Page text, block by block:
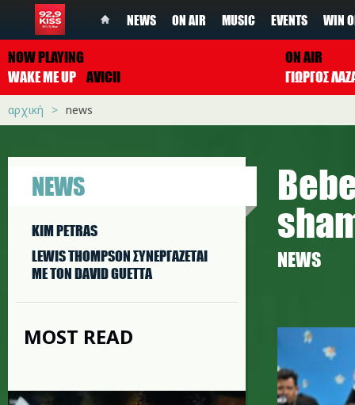
NEWS ON AIR MUSIC EVENTS WIN
NOW PLAYING
WAKE ME UP AVICII
ON AIR
ΓΙΩΡΓΟΣ
αρχική news
NEWS
KIM PETRAS
LEWIS THOMPSON ΣΥΝΕΡΓAΖΕΤΑΙ
ΜΕ ΤΟΝ DAVID GUETTA
MOST READ
NEWS